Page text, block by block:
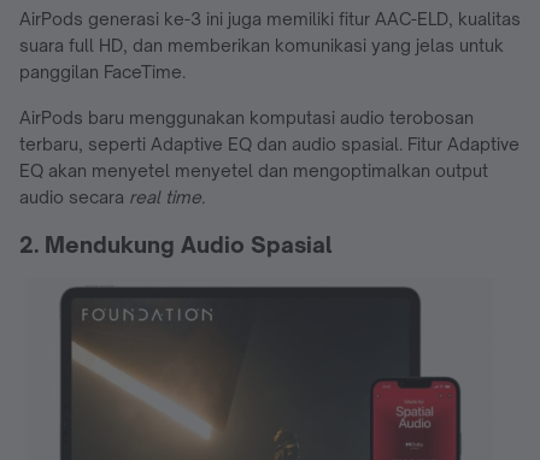
AirPods generasi ke-3 ini juga memiliki fitur AAC-ELD, kualitas
suara full HD, dan memberikan komunikasi yang jelas untuk
panggilan FaceTime.
AirPods baru menggunakan komputasi audio terobosan
terbaru, seperti Adaptive EQ dan audio spasial. Fitur Adaptive
EQ akan menyetel menyetel dan mengoptimalkan output
audio secara real time.
2. Mendukung Audio Spasial